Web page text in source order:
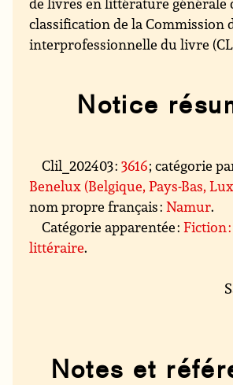
classification de la Commission
interprofessionnelle du livre
Notice
Clil_202403 :3616; catégorie
Benelux (Belgique, Pays-Bas,
nom propre français :Namur.
Catégorie apparentée :Fiction
littéraire.
Notes et